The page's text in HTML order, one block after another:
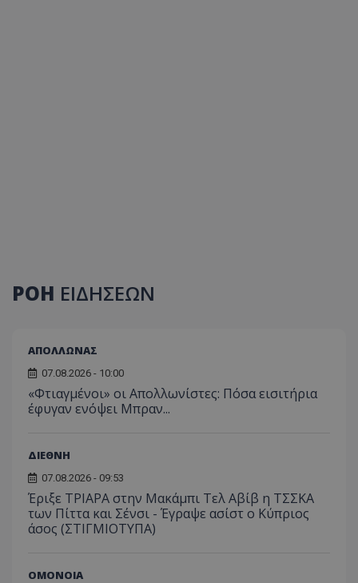
ΡΟΗ ΕΙΔΗΣΕΩΝ
ΑΠΟΛΛΩΝΑΣ
07.08.2026 - 10:00
«Φτιαγμένοι» οι Απολλωνίστες: Πόσα εισιτήρια
έφυγαν ενόψει Μπραν...
ΔΙΕΘΝΗ
07.08.2026 - 09:53
Έριξε ΤΡΙΑΡΑ στην Μακάμπι Τελ Αβίβ η ΤΣΣΚΑ
των Πίττα και Σένσι - Έγραψε ασίστ ο Κύπριος
άσος (ΣΤΙΓΜΙΟΤΥΠΑ)
ΟΜΟΝΟΙΑ